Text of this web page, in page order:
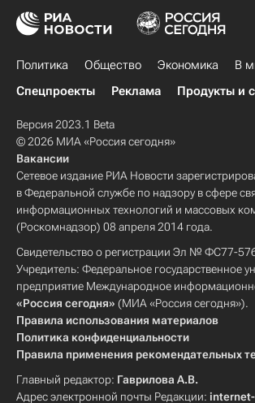
Политика Общество Экономика В
Спецпроекты
Реклама Продукты и
Версия 2023.1 Beta
© 2026 МИА «Россия сегодня»
Вакансии
Сетевое издание РИА Новости
в Федеральной службе по надзору в сфере
информационных технологий и массовых
(Роскомнадзор) 08 апреля 2014 года.
Свидетельство о регистрации Эл № ФС77-
Учредитель: Федеральное государственное
предприятие Международное
«Россия сегодня» (МИА «Россия сегодня»).
Правила использования материалов
Политика конфиденциальности
Правила применения рекомендательных
Главный редактор: Гаврилова А.В.
Адрес электронной почты Редакции: